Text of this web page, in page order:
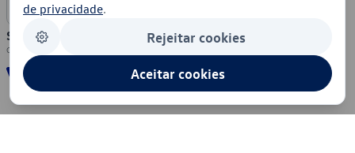
Segurança
de privacidade.
Rejeitar cookies
Aceitar cookies